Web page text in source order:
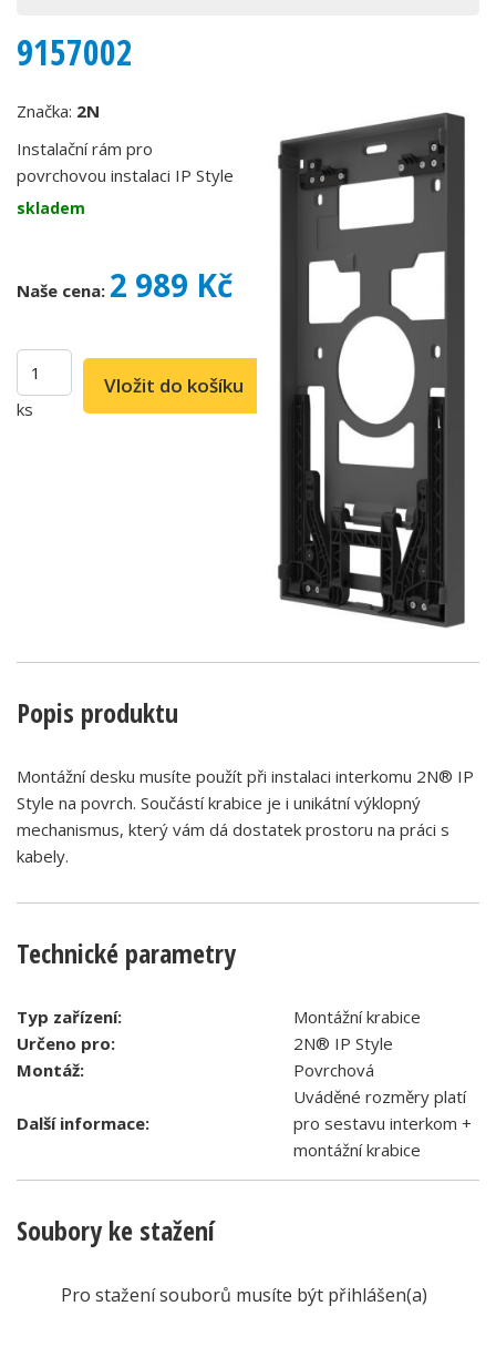
9157002
Značka: 2N
Instalační rám pro
povrchovou instalaci IP Style
skladem
Naše cena: 2 989 Kč
ks
Popis produktu
Montážní desku musíte použít při instalaci interkomu 2N® IP
Style na povrch. Součástí krabice je i unikátní výklopný
mechanismus, který vám dá dostatek prostoru na práci s
kabely.
Technické parametry
Typ zařízení:
Montážní krabice
Určeno pro:
2N® IP Style
Montáž:
Povrchová
Další informace:
Uváděné rozměry platí
pro sestavu interkom +
montážní krabice
Soubory ke stažení
Pro stažení souborů musíte být přihlášen(a)